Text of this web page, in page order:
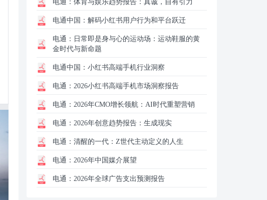
电通： 体育与娱乐趋势报告：真诚，自有引力
电通中国： 解码小红书用户行为和平台跃迁
电通： 日常即是身与心的运动场：运动鞋服的黄
金时代与新命题
电通中国： 小红书高端手机行业洞察
电通： 2026小红书高端手机市场洞察报告
电通： 2026年CMO增长领航：AI时代重塑营销
电通： 2026年创意趋势报告：生成现实
电通： 清醒的一代：Z世代主动定义的人生
电通： 2026年中国媒介展望
电通： 2026年全球广告支出预测报告